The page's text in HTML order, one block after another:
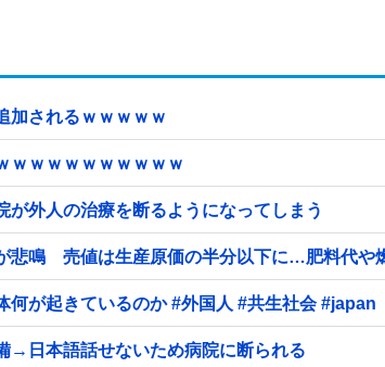
加されるｗｗｗｗｗ
ｗｗｗｗｗｗｗｗｗｗ
外人の治療を断るようになってしまう
悲鳴 売値は生産原価の半分以下に…肥料代や
が起きているのか #外国人 #共生社会 #japan
→日本語話せないため病院に断られる